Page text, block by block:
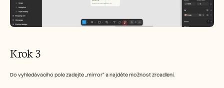
Krok 3
Do vyhledávacího pole zadejte „mirror“ a najděte možnost zrcadlení.